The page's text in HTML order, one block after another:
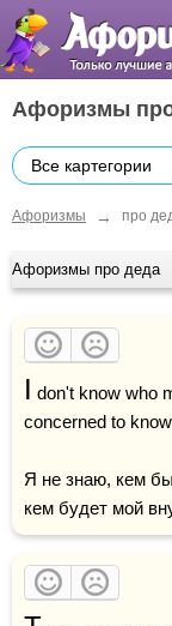
Афоризмы
Все картегории
Афоризмы → про
Афоризмы про деда
I don't know who
concerned to
Я не знаю, кем
кем будет мой